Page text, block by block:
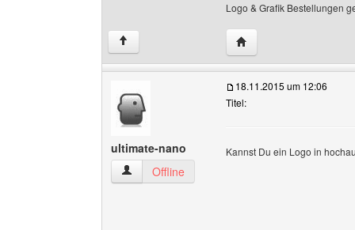
Logo & Grafik Bestellungen
↑ Website dieses
ultimate-nano
ultimate-nano Benutzer-Profile anzeigen
Offline
18.11.2015 um 12:06
Titel:
Kannst Du ein Logo in